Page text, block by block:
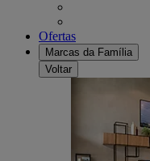
Ofertas
Marcas da Família
Voltar